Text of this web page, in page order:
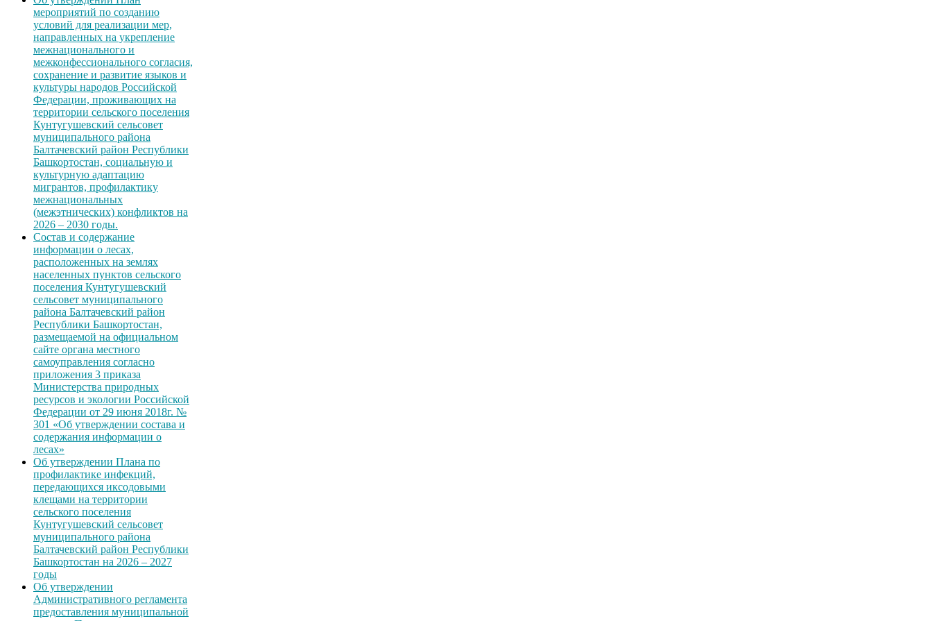
мероприятий по созданию
условий для реализации мер,
направленных на укрепление
межнационального и
межконфессионального согласия,
сохранение и развитие языков и
культуры народов Российской
Федерации, проживающих на
территории сельского поселения
Кунтугушевский сельсовет
муниципального района
Балтачевский район Республики
Башкортостан, социальную и
культурную адаптацию
мигрантов, профилактику
межнациональных
(межэтнических) конфликтов на
2026 – 2030 годы.
Состав и содержание
информации о лесах,
расположенных на землях
населенных пунктов сельского
поселения Кунтугушевский
сельсовет муниципального
района Балтачевский район
Республики Башкортостан,
размещаемой на официальном
сайте органа местного
самоуправления согласно
приложения 3 приказа
Министерства природных
ресурсов и экологии Российской
Федерации от 29 июня 2018г. №
301 «Об утверждении состава и
содержания информации о
лесах»
Об утверждении Плана по
профилактике инфекций,
передающихся иксодовыми
клещами на территории
сельского поселения
Кунтугушевский сельсовет
муниципального района
Балтачевский район Республики
Башкортостан на 2026 – 2027
годы
Об утверждении
Административного регламента
предоставления муниципальной